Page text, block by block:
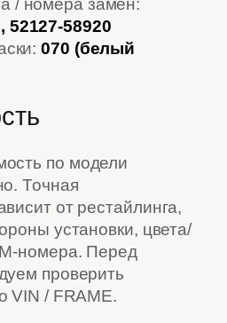
52127-58920
070 (белый
по модели
Точная
от рестайлинга,
установки, цвета/
номера. Перед
проверить
VIN / FRAME.